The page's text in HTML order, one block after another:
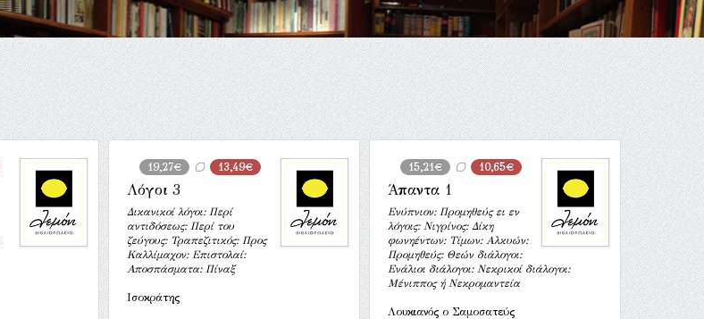
19,27€ 13,49€
Λόγοι 3
Δικανικοί λόγοι: Περί
αντιδόσεως: Περί του
ζεύγους: Τραπεζιτικός: Προς
Καλλίμαχον: Επιστολαί:
Αποσπάσματα: Πίναξ
Ισοκράτης
15,21€ 10,65€
Άπαντα 1
Ενύπνιον: Προμηθεύς ει εν
λόγοις: Νιγρίνος: Δίκη
φωνηέντων: Τίμων: Αλκυών:
Προμηθεύς: Θεών διάλογοι:
Ενάλιοι διάλογοι: Νεκρικοί διάλογοι:
Μένιππος ή Νεκρομαντεία
Λουκιανός ο Σαμοσατεύς